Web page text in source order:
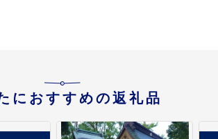
におすすめの返礼品